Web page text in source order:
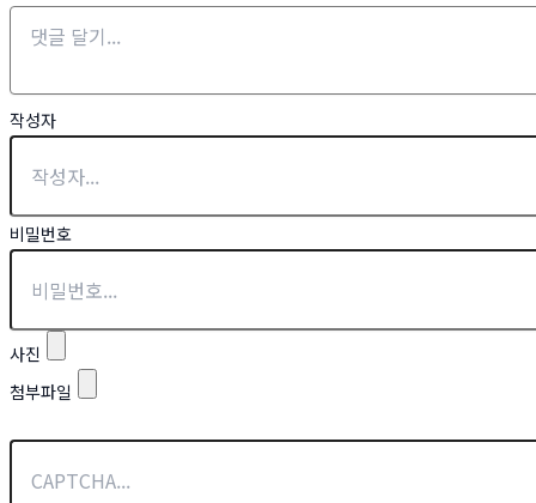
작성자
비밀번호
사진
첨부파일